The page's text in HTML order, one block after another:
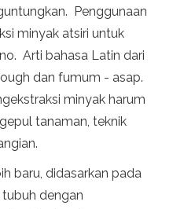
Penggunaan
minyak atsiri untuk
Arti bahasa Latin dari
dan fumum - asap.
minyak harum
tanaman, teknik
baru, didasarkan pada
dengan